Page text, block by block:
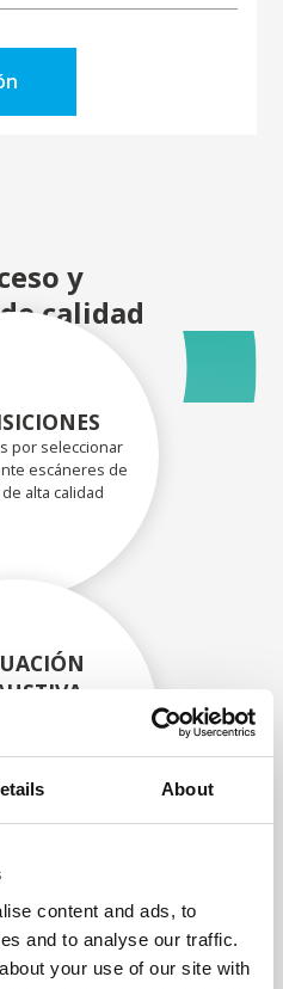
About
content and ads, to
and to analyse our traffic.
your use of our site with
y
calidad
por seleccionar
escáneres de
alta calidad
cada escáner
utilizables se